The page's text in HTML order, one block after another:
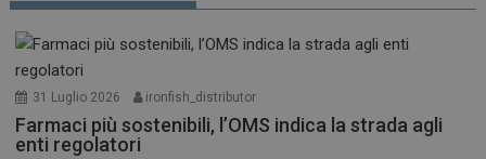
31 Luglio 2026 ironfish_distributor
Farmaci più sostenibili, l’OMS indica la strada agli
enti regolatori